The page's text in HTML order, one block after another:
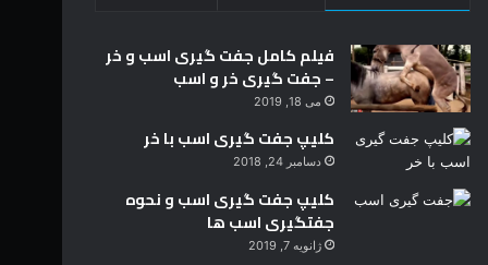
فیلم کامل جفت گیری اسب و خر
– جفت گیری خر و اسب
می 18, 2019
کلیپ جفت گیری اسب با خر
دسامبر 24, 2018
کلیپ جفت گیری اسب و نحوه
جفتگیری اسب ها
ژانویه 7, 2019